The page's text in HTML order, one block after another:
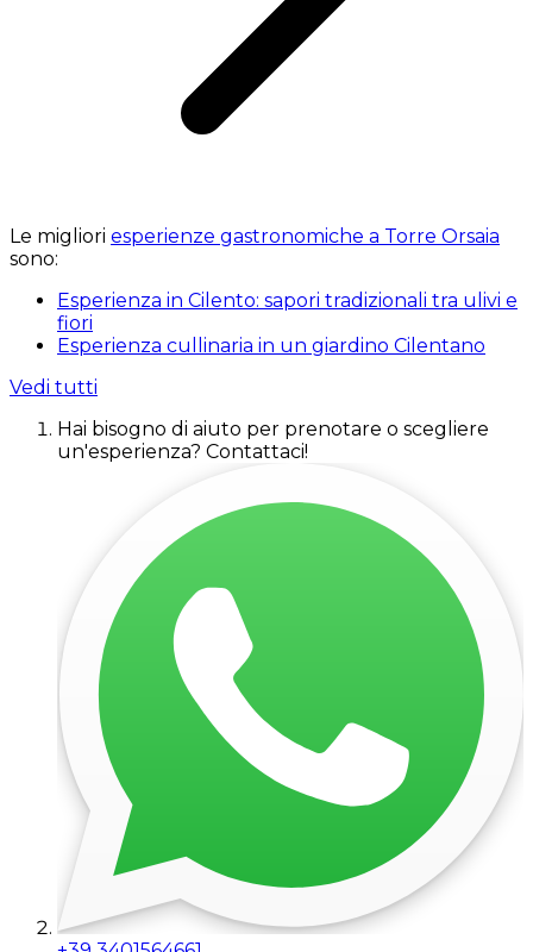
Le migliori esperienze gastronomiche a Torre Orsaia
sono:
Esperienza in Cilento: sapori tradizionali tra ulivi e
fiori
Esperienza cullinaria in un giardino Cilentano
Vedi tutti
Hai bisogno di aiuto per prenotare o scegliere
un'esperienza? Contattaci!